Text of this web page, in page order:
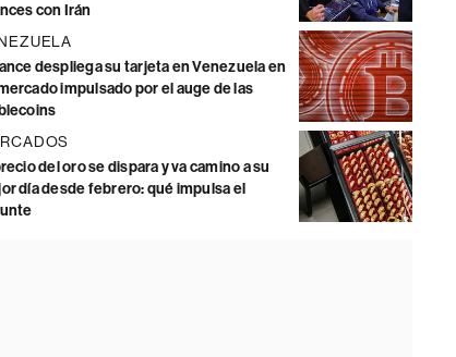
con Irán
despliega su tarjeta en Venezuela en
impulsado por el auge de las
del oro se dispara y va camino a su
día desde febrero: qué impulsa el